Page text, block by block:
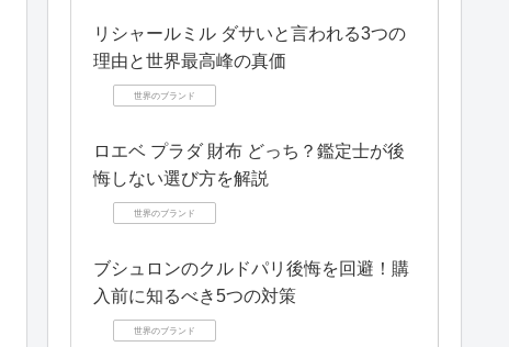
リシャールミル ダサいと言われる3つの
理由と世界最高峰の真価
世界のブランド
ロエベ プラダ 財布 どっち？鑑定士が後
悔しない選び方を解説
世界のブランド
ブシュロンのクルドパリ後悔を回避！購
入前に知るべき5つの対策
世界のブランド